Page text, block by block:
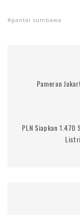
pantai sumbawa
Pameran
PLN Siapkan 1.470